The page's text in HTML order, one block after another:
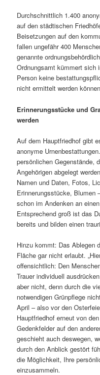
Durchschnittlich 1.400
auf den städtischen
Beisetzungen auf den
fallen ungefähr 400
genannte
Ordnungsamt kümmert sich
Person keine
nicht ermittelt werden
Erinnerungsstücke und
werden
Auf dem Hauptfriedhof gibt
anonyme
persönlichen Gegenstände,
Angehörigen abgelegt
Namen und Daten, Fotos,
Erinnerungsstücke, Blumen
schon im Andenken an
Entsprechend groß ist das
bereits und bilden einen
Hinzu kommt: Das Ablegen
Fläche gar nicht erlaubt.
offensichtlich: Den
Trauer individuell
aber nicht, denn durch die
notwendigen Grünpflege
April – also vor den
Hauptfriedhof erneut von
Gedenkfelder auf den
geschieht auch deswegen,
durch den Anblick gestört
die Möglichkeit, Ihre
einzusammeln.